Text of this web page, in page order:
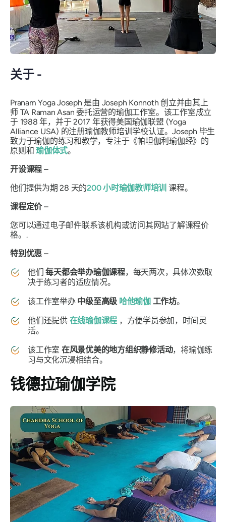
关于 -
Pranam Yoga Joseph 是由 Joseph Konnoth 创立并由其上
师 TA Raman Asan 委托运营的瑜伽工作室。该工作室成立
于 1988 年，并于 2017 年获得美国瑜伽联盟 (Yoga
Alliance USA) 的注册瑜伽教师培训学校认证。Joseph 毕生
致力于瑜伽的练习和教学，专注于《帕坦伽利瑜伽经》的
原则和瑜伽体式。
开设课程 –
他们提供为期 28 天的200 小时瑜伽教师培训 课程。
课程定价 –
您可以通过电子邮件联系该机构或访问其网站了解课程价
格。.
特别优惠 –
他们每天都会举办瑜伽课程，每天两次，具体次数取
决于练习者的适应情况。
该工作室举办 中级至高级 哈他瑜伽工作坊。
他们还提供 在线瑜伽课程 ，方便学员参加，时间灵
活。
该工作室 在风景优美的地方组织静修活动，将瑜伽练
习与文化沉浸相结合。
钱德拉瑜伽学院